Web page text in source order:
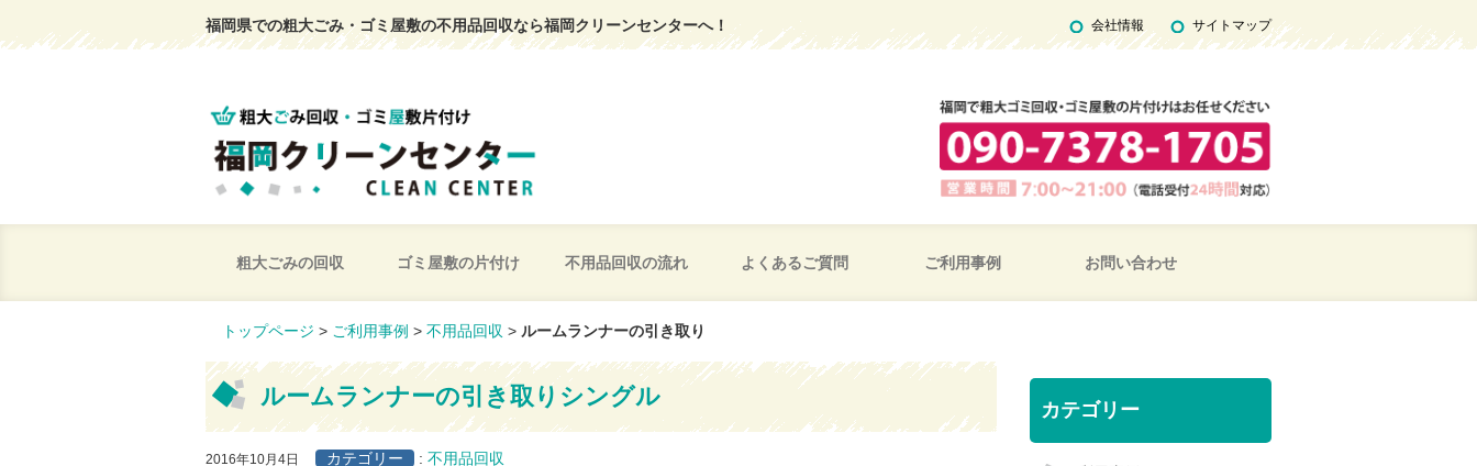
福岡県での粗大ごみ・ゴミ屋敷の不用品回収なら福岡クリーンセンターへ！ 会社情報 サイトマップ
粗大ごみの回収 ゴミ屋敷の片付け 不用品回収の流れ よくあるご質問 ご利用事例 お問い合わせ
トップページ > ご利用事例 > 不用品回収 > ルームランナーの引き取り
ルームランナーの引き取りシングル
2016年10月4日 カテゴリー : 不用品回収
カテゴリー